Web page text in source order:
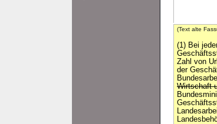
(Text alte
(1) Bei
Zahl von
der
Wirtschaft